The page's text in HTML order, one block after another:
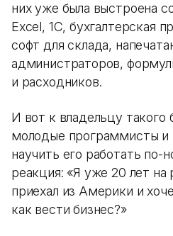
них уже была выстроена
Excel, 1С, бухгалтерская
софт для склада,
администраторов,
и расходников.
И вот к владельцу такого
молодые программисты и
научить его работать по-
реакция: «Я уже 20 лет на
приехал из Америки и
как вести бизнес?»